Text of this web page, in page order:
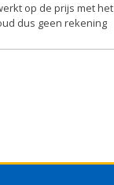
op de prijs met het
dus geen rekening